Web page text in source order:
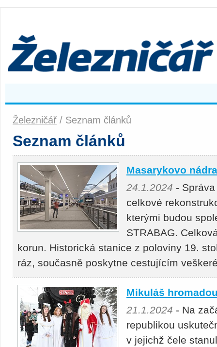
Železničář / Seznam článků
Seznam článků
Masarykovo
24.1.2024 -
celkové
kterými budou
STRABAG.
korun. Historická stanice z poloviny 19.
ráz, současně poskytne cestujícím
Mikuláš
21.1.2024 - Na
republikou
v jejichž čele